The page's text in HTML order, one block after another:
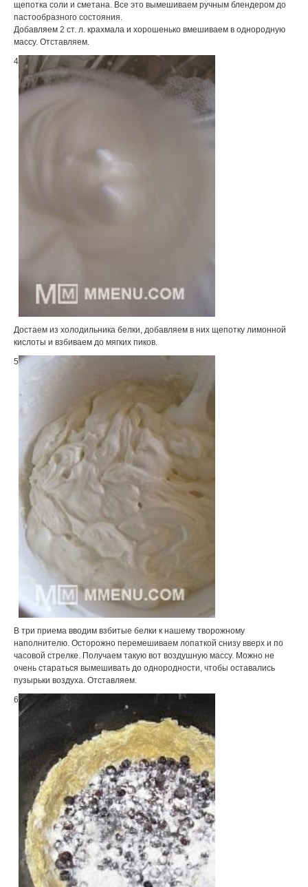
щепотка соли и сметана. Все это вымешиваем ручным блендером до
пастообразного состояния.
Добавляем 2 ст. л. крахмала и хорошенько вмешиваем в однородную
массу. Отставляем.
4
Достаем из холодильника белки, добавляем в них щепотку лимонной
кислоты и взбиваем до мягких пиков.
5
В три приема вводим взбитые белки к нашему творожному
наполнителю. Осторожно перемешиваем лопаткой снизу вверх и по
часовой стрелке. Получаем такую вот воздушную массу. Можно не
очень стараться вымешивать до однородности, чтобы оставались
пузырьки воздуха. Отставляем.
6